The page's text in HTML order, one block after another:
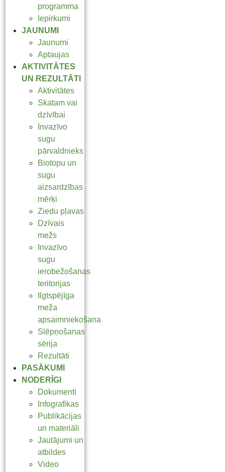
programma
Iepirkumi
JAUNUMI
Jaunumi
Aptaujas
AKTIVITĀTES
UN REZULTĀTI
Aktivitātes
Skatam vai
dzīvībai
Invazīvo
sugu
pārvaldnieks
Biotopu un
sugu
aizsardzības
mērķi
Ziedu pļavas
Dzīvais
mežs
Invazīvo
sugu
ierobežošanas
teritorijas
Ilgtspējīga
meža
apsaimniekošana
Slēpņošanas
sērija
Rezultāti
PASĀKUMI
NODERĪGI
Dokumenti
Infografikas
Publikācijas
un materiāli
Jautājumi un
atbildes
Video